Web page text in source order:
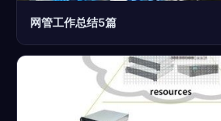
网管工作总结5篇